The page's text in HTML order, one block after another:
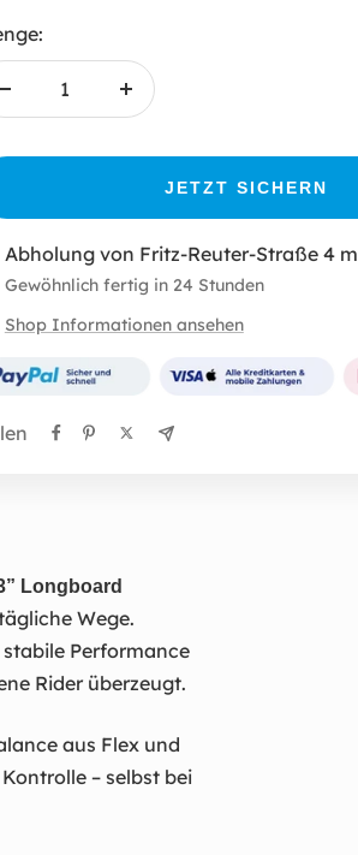
Menge
Menge
JETZT SICHERN
Abholung von Fritz-Reuter-Straße 4
Gewöhnlich fertig in 24 Stunden
Shop Informationen ansehen
Longboard
Wege.
Performance
Rider überzeugt.
aus Flex und
– selbst bei